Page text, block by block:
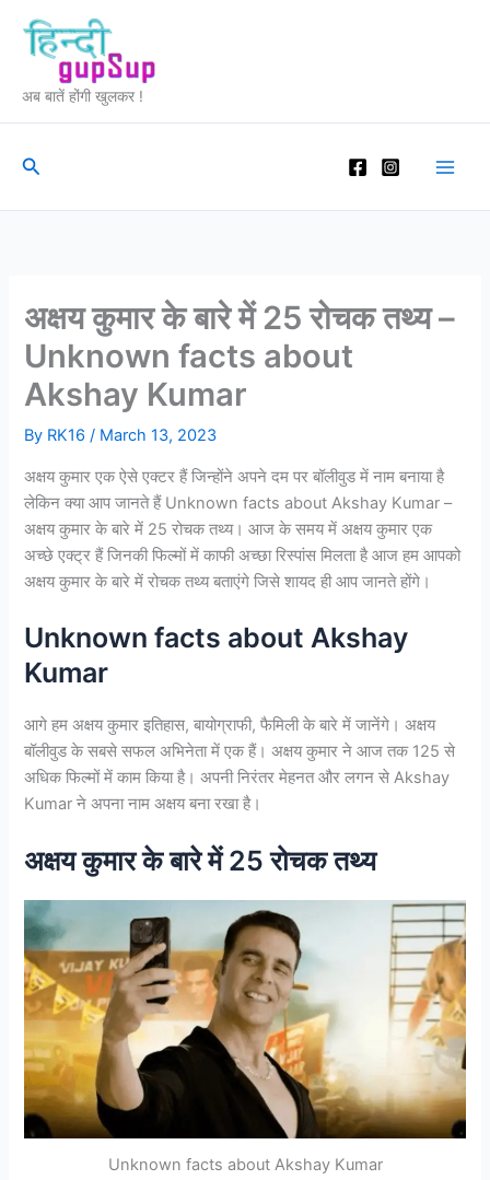
content
अब बातें होंगी खुलकर !
Search
अक्षय कुमार के बारे में 25 रोचक तथ्य –
Unknown facts about
Akshay Kumar
By RK16/ March 13, 2023
अक्षय कुमार एक ऐसे एक्टर हैं जिन्होंने अपने दम पर बॉलीवुड में नाम बनाया है
लेकिन क्या आप जानते हैं Unknown facts about Akshay Kumar –
अक्षय कुमार के बारे में 25 रोचक तथ्य। आज के समय में अक्षय कुमार एक
अच्छे एक्ट्र हैं जिनकी फिल्मों में काफी अच्छा रिस्पांस मिलता है आज हम आपको
अक्षय कुमार के बारे में रोचक तथ्य बताएंगे जिसे शायद ही आप जानते होंगे।
Unknown facts about Akshay
Kumar
आगे हम अक्षय कुमार इतिहास, बायोग्राफी, फैमिली के बारे में जानेंगे। अक्षय
बॉलीवुड के सबसे सफल अभिनेता में एक हैं। अक्षय कुमार ने आज तक 125 से
अधिक फिल्मों में काम किया है। अपनी निरंतर मेहनत और लगन से Akshay
Kumar ने अपना नाम अक्षय बना रखा है।
अक्षय कुमार के बारे में 25 रोचक तथ्य
Unknown facts about Akshay Kumar